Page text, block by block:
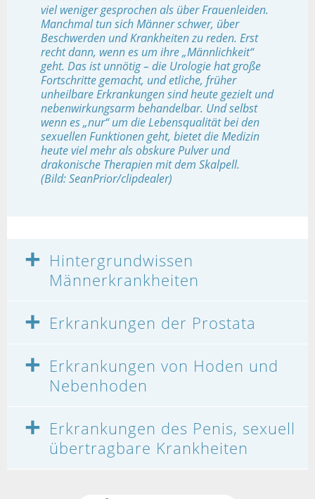
viel weniger gesprochen als über Frauenleiden.
Manchmal tun sich Männer schwer, über
Beschwerden und Krankheiten zu reden. Erst
recht dann, wenn es um ihre „Männlichkeit“
geht. Das ist unnötig – die Urologie hat große
Fortschritte gemacht, und etliche, früher
unheilbare Erkrankungen sind heute gezielt und
nebenwirkungsarm behandelbar. Und selbst
wenn es „nur“ um die Lebensqualität bei den
sexuellen Funktionen geht, bietet die Medizin
heute viel mehr als obskure Pulver und
drakonische Therapien mit dem Skalpell.
(Bild: SeanPrior/clipdealer)
Hintergrundwissen
Männerkrankheiten
Erkrankungen der Prostata
Erkrankungen von Hoden und
Nebenhoden
Erkrankungen des Penis, sexuell
übertragbare Krankheiten